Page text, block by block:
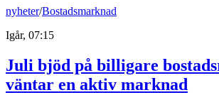
nyheter/Bostadsmarknad
Igår, 07:15
Juli bjöd på billigare
väntar en aktiv marknad